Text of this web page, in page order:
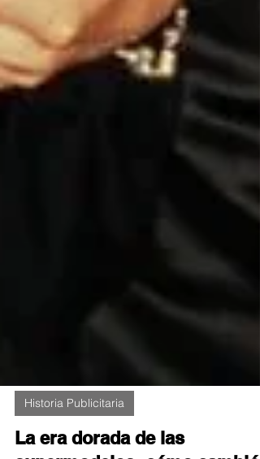
Historia Publicitaria